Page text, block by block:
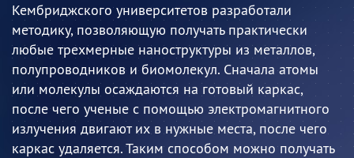
Кембриджского университетов разработали
методику, позволяющую получать практически
любые трехмерные наноструктуры из металлов,
полупроводников и биомолекул. Сначала атомы
или молекулы осаждаются на готовый каркас,
после чего ученые с помощью электромагнитного
излучения двигают их в нужные места, после чего
каркас удаляется. Таким способом можно получать